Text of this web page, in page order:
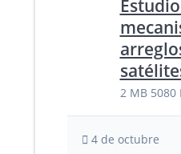
2 MB 5080
4 de octubre